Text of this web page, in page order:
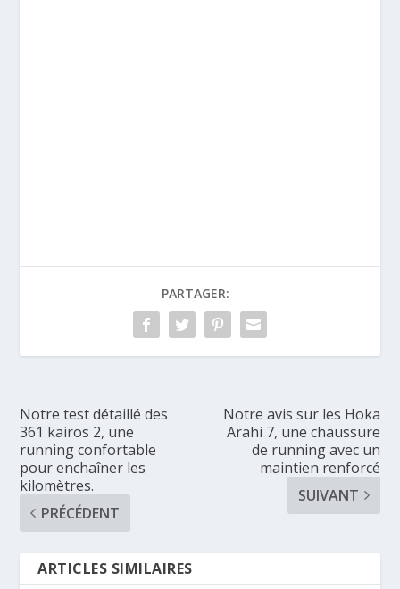
PARTAGER:
Notre test détaillé des
361 kairos 2, une
running confortable
pour enchaîner les
kilomètres.
PRÉCÉDENT
Notre avis sur les Hoka
Arahi 7, une chaussure
de running avec un
maintien renforcé
SUIVANT
ARTICLES SIMILAIRES